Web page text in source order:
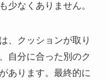
少なくありません。
、クッションが取り
自分に合った別のク
あります。最終的に